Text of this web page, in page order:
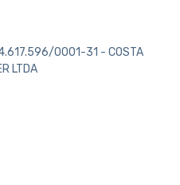
0001-31 - COSTA
LTDA